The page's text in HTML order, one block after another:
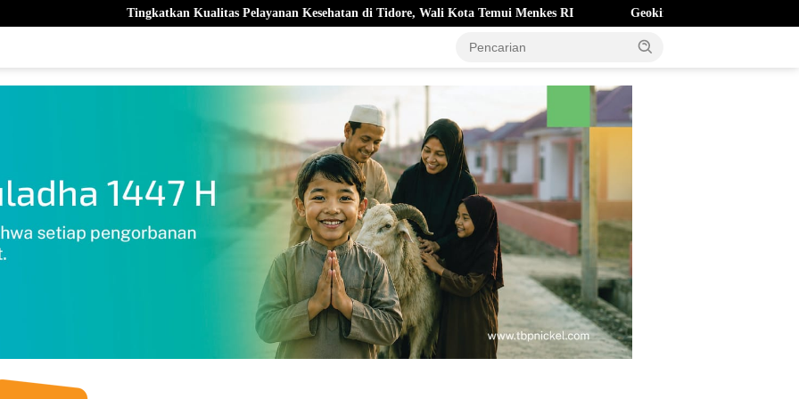
Tingkatkan Kualitas Pelayanan Kesehatan di Tidore, Wali Kota Temui Menkes RI Geokimia Jadi Kunci Efisiensi Pertambangan